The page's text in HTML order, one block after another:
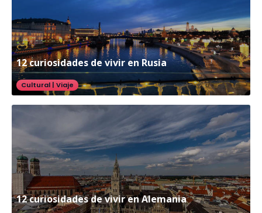
Cultural| Viaje
12 curiosidades de vivir en Rusia
12 curiosidades de vivir en Alemania